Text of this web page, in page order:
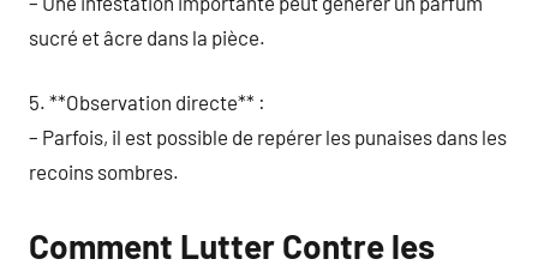
sucré et âcre dans la pièce.
5. **Observation directe** :
– Parfois, il est possible de repérer les punaises dans les
recoins sombres.
Comment Lutter Contre les